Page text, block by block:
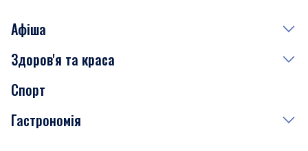
Афіша
Сьогодні
Завтра
Субота
Здоров'я та краса
Медицина
Краса
Спорт
Гастрономія